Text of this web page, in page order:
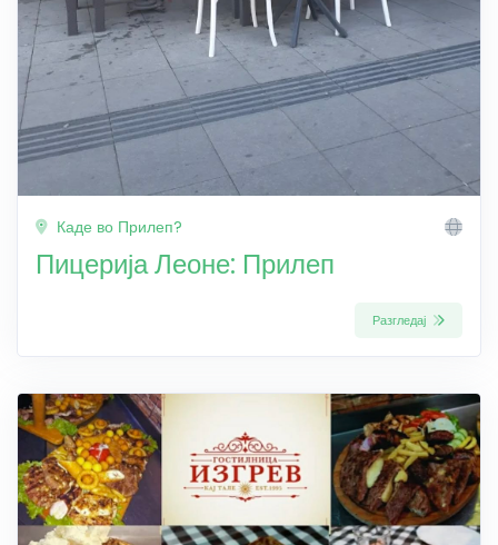
Каде во Прилеп?
Пицерија Леоне: Прилеп
Разгледај